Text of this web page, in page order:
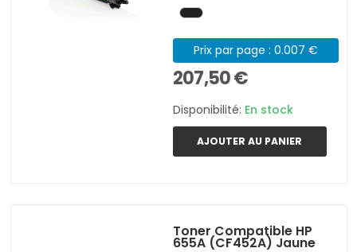
Prix par page : 0.007 €
207,50 €
Disponibilité: En stock
AJOUTER AU PANIER
Toner Compatible HP
655A (CF452A) Jaune